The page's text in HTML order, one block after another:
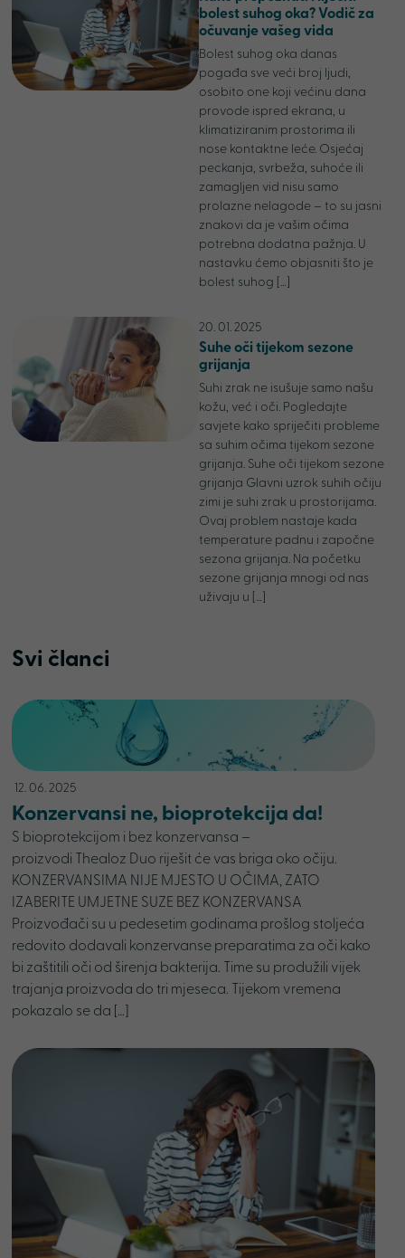
bolest suhog oka? Vodič za
očuvanje vašeg vida
Bolest suhog oka danas
pogađa sve veći broj ljudi,
osobito one koji većinu dana
provode ispred ekrana, u
klimatiziranim prostorima ili
nose kontaktne leće. Osjećaj
peckanja, svrbeža, suhoće ili
zamagljen vid nisu samo
prolazne nelagode – to su jasni
znakovi da je vašim očima
potrebna dodatna pažnja. U
nastavku ćemo objasniti što je
bolest suhog […]
20. 01. 2025
Suhe oči tijekom sezone
grijanja
Suhi zrak ne isušuje samo našu
kožu, već i oči. Pogledajte
savjete kako spriječiti probleme
sa suhim očima tijekom sezone
grijanja. Suhe oči tijekom sezone
grijanja Glavni uzrok suhih očiju
zimi je suhi zrak u prostorijama.
Ovaj problem nastaje kada
temperature padnu i započne
sezona grijanja. Na početku
sezone grijanja mnogi od nas
uživaju u […]
Svi članci
12. 06. 2025
Konzervansi ne, bioprotekcija da!
S bioprotekcijom i bez konzervansa –
proizvodi Thealoz Duo riješit će vas briga oko očiju.
KONZERVANSIMA NIJE MJESTO U OČIMA, ZATO
IZABERITE UMJETNE SUZE BEZ KONZERVANSA
Proizvođači su u pedesetim godinama prošlog stoljeća
redovito dodavali konzervanse preparatima za oči kako
bi zaštitili oči od širenja bakterija. Time su produžili vijek
trajanja proizvoda do tri mjeseca. Tijekom vremena
pokazalo se da […]